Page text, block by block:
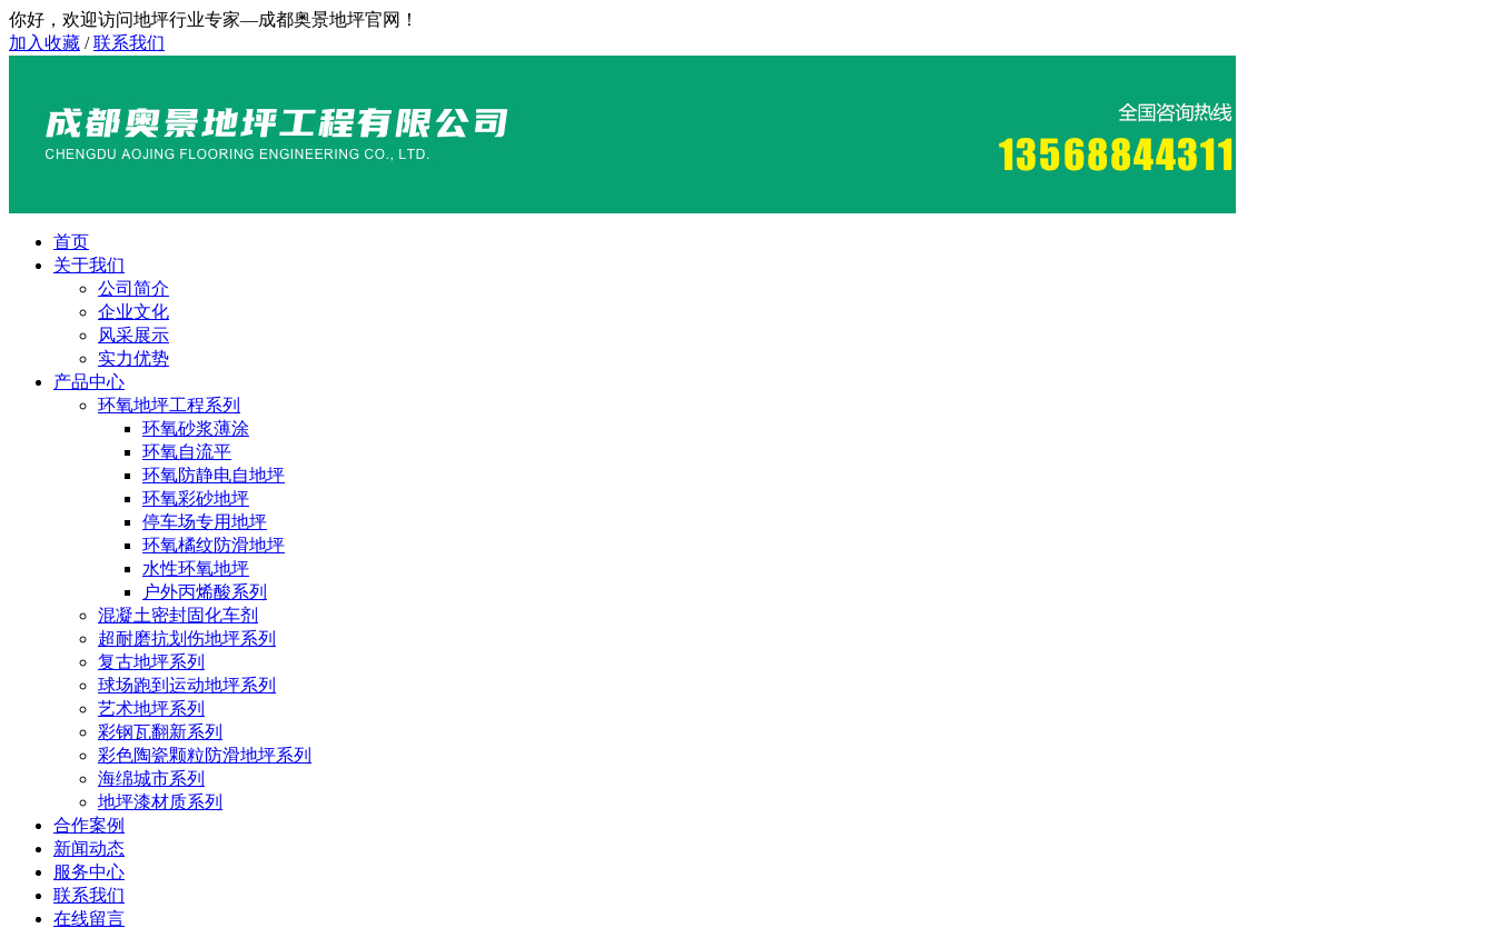
你好，欢迎访问地坪行业专家—成都奥景地坪官网！
加入收藏 /联系我们
首页
关于我们
公司简介
企业文化
风采展示
实力优势
产品中心
环氧地坪工程系列
环氧砂浆薄涂
环氧自流平
环氧防静电自地坪
环氧彩砂地坪
停车场专用地坪
环氧橘纹防滑地坪
水性环氧地坪
户外丙烯酸系列
混凝土密封固化车剂
超耐磨抗划伤地坪系列
复古地坪系列
球场跑到运动地坪系列
艺术地坪系列
彩钢瓦翻新系列
彩色陶瓷颗粒防滑地坪系列
海绵城市系列
地坪漆材质系列
合作案例
新闻动态
服务中心
联系我们
在线留言